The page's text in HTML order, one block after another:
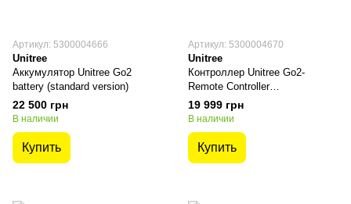
Артикул: 5300004666
Unitree
Аккумулятор Unitree Go2
battery (standard version)
22 500 грн
В наличии
Купить
Артикул: 5300004670
Unitree
Контроллер Unitree Go2-
Remote Controller
(опциональный для Go2 Air and
Go2 Pro)
19 999 грн
В наличии
Купить